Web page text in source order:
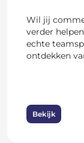
Wil jij
verder
echte
ontdekken
Bekijk